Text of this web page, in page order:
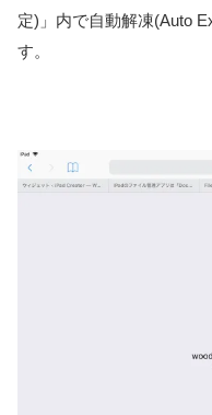
定)」内で自動解凍(Auto
す。